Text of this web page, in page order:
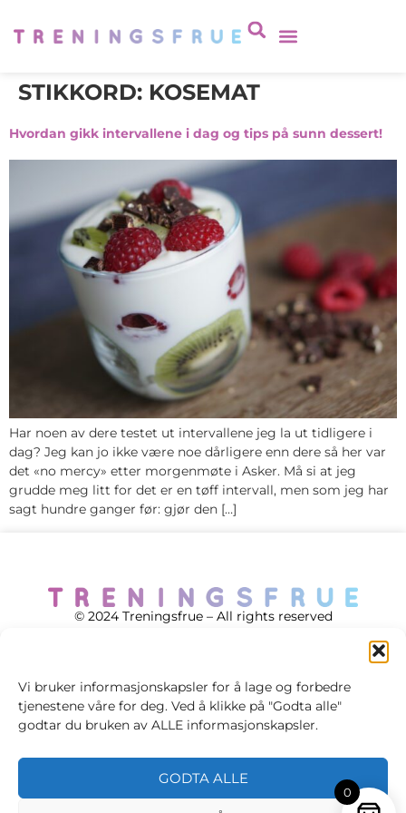
Vi bruker informasjonskapsler for å lage og forbedre
tjenestene våre for deg. Ved å klikke på "Godta alle"
godtar du bruken av ALLE informasjonskapsler.
GODTA ALLE
STIKKORD: KOSEMAT
Hvordan gikk intervallene i dag og tips på sunn dessert!
Har noen av dere testet ut intervallene jeg la ut tidligere i
dag? Jeg kan jo ikke være noe dårligere enn dere så her var
det «no mercy» etter morgenmøte i Asker. Må si at jeg
grudde meg litt for det er en tøff intervall, men som jeg har
sagt hundre ganger før: gjør den […]
© 2024 Treningsfrue – All rights reserved
Cookie policy
Personvernsvilkår
0